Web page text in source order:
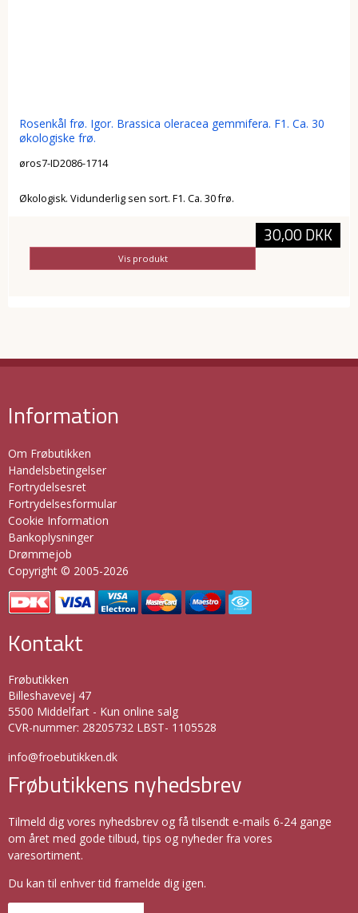
Rosenkål frø. Igor. Brassica oleracea gemmifera. F1. Ca. 30
økologiske frø.
øros7-ID2086-1714
Økologisk. Vidunderlig sen sort. F1. Ca. 30 frø.
30,00 DKK
Vis produkt
Information
Om Frøbutikken
Handelsbetingelser
Fortrydelsesret
Fortrydelsesformular
Cookie Information
Bankoplysninger
Drømmejob
Copyright © 2005-2026
Kontakt
Frøbutikken
Billeshavevej 47
5500 Middelfart - Kun online salg
CVR-nummer: 28205732 LBST- 1105528
info@froebutikken.dk
Frøbutikkens nyhedsbrev
Tilmeld dig vores nyhedsbrev og få tilsendt e-mails 6-24 gange
om året med gode tilbud, tips og nyheder fra vores
varesortiment.
Du kan til enhver tid framelde dig igen.